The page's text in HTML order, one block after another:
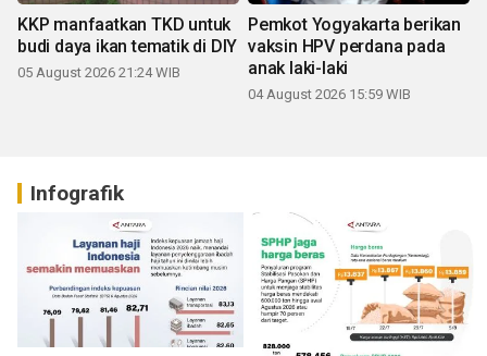
KKP manfaatkan TKD untuk
budi daya ikan tematik di DIY
05 August 2026 21:24 WIB
Pemkot Yogyakarta berikan
vaksin HPV perdana pada
anak laki-laki
04 August 2026 15:59 WIB
Infografik